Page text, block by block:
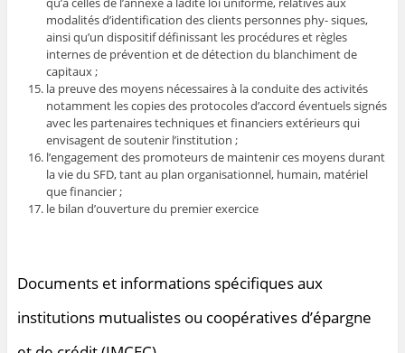
modalités d’identification des clients personnes phy- siques,
ainsi qu’un dispositif définissant les procédures et règles
internes de prévention et de détection du blanchiment de
capitaux ;
la preuve des moyens nécessaires à la conduite des activités
notamment les copies des protocoles d’accord éventuels signés
avec les partenaires techniques et financiers extérieurs qui
envisagent de soutenir l’institution ;
l’engagement des promoteurs de maintenir ces moyens durant
la vie du SFD, tant au plan organisationnel, humain, matériel
que financier ;
le bilan d’ouverture du premier exercice
Documents et informations spécifiques aux
institutions mutualistes ou coopératives d’épargne